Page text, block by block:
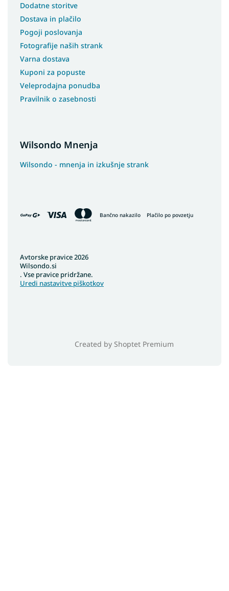
Dodatne storitve
Dostava in plačilo
Pogoji poslovanja
Fotografije naših strank
Varna dostava
Kuponi za popuste
Veleprodajna ponudba
Pravilnik o zasebnosti
Wilsondo Mnenja
Wilsondo - mnenja in izkušnje strank
Bančno nakazilo Plačilo po povzetju
Created by Shoptet Premium
Avtorske pravice 2026
Wilsondo.si
. Vse pravice pridržane.
Uredi nastavitve piškotkov